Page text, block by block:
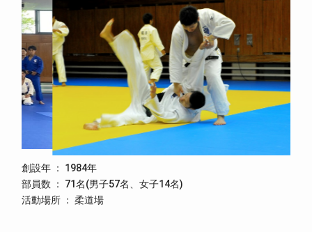
創設年 ： 1984年
部員数 ： 71名(男子57名、女子14名)
活動場所 ： 柔道場